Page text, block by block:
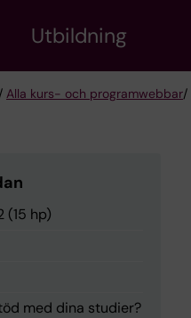
Utbildning
/ Alla kurs- och programwebbar/
(15 hp)
med dina studier?